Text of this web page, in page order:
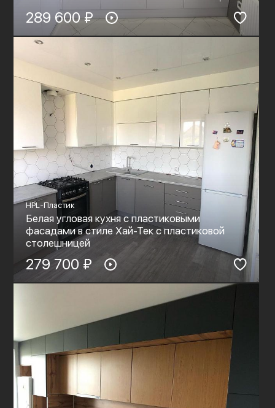
289 600 ₽
HPL-Пластик
Белая угловая кухня с пластиковыми
фасадами в стиле Хай-Тек с пластиковой
столешницей
279 700 ₽